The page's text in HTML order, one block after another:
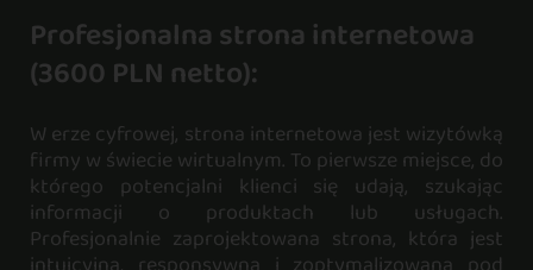
Profesjonalna strona internetowa
(3600 PLN netto):
W erze cyfrowej, strona internetowa jest wizytówką
firmy w świecie wirtualnym. To pierwsze miejsce, do
którego potencjalni klienci się udają, szukając
informacji o produktach lub usługach.
Profesjonalnie zaprojektowana strona, która jest